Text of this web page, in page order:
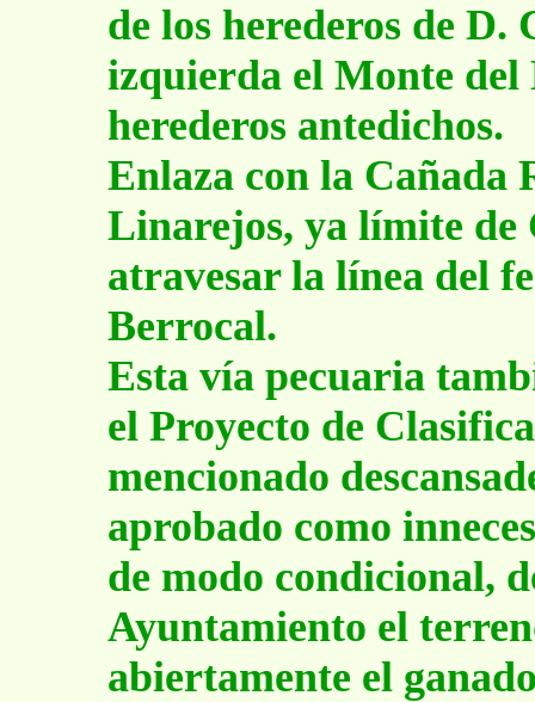
de los herederos de D.
izquierda el Monte del
herederos antedichos.
Enlaza con la Cañada
Linarejos, ya límite de
atravesar la línea del
Berrocal.
Esta vía pecuaria
el Proyecto de
mencionado
aprobado como
de modo condicional,
Ayuntamiento el
abiertamente el